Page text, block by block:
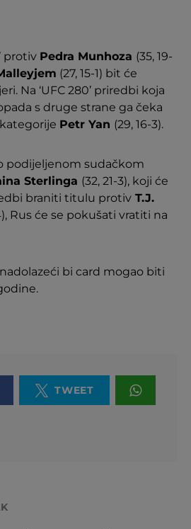
protiv Pedra Munhoza (35, 19-
(27, 15-1) bit će
Na ‘UFC 280’ priredbi koja
s druge strane ga čeka
Petr Yan (29, 16-3).
podijeljenom sudačkom
Sterlinga (32, 21-3), koji će
braniti titulu protiv T.J.
Rus će se pokušati vratiti na
bi card mogao biti
TWEET